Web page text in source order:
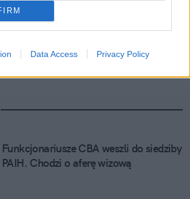
Data Access Privacy Policy
Funkcjonariusze CBA weszli do siedziby
PAIH. Chodzi o aferę wizową